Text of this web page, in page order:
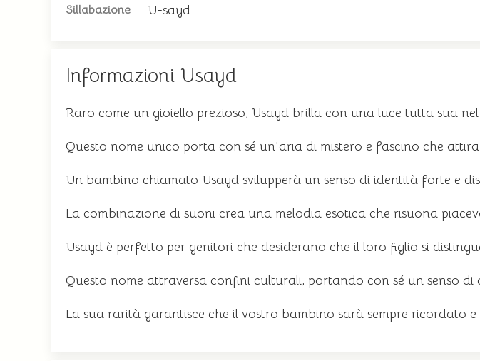
Sillabazione U-sayd
Informazioni Usayd
Raro come un gioiello prezioso, Usayd brilla con una luce tutta sua
Questo nome unico porta con sé un'aria di mistero e fascino che
Un bambino chiamato Usayd svilupperà un senso di identità forte e
La combinazione di suoni crea una melodia esotica che risuona
Usayd è perfetto per genitori che desiderano che il loro figlio si
Questo nome attraversa confini culturali, portando con sé un senso di
La sua rarità garantisce che il vostro bambino sarà sempre ricordato